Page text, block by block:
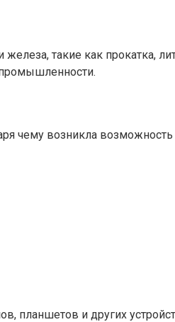
такие как прокатка,
чему возникла
планшетов и других